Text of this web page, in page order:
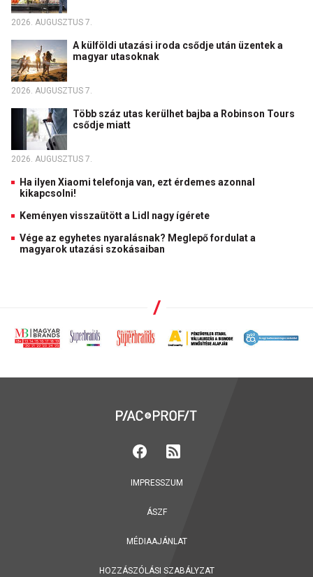
2026. AUGUSZTUS 7.
A külföldi utazási iroda csődje után üzentek a
magyar utasoknak
2026. AUGUSZTUS 7.
Több száz utas kerülhet bajba a Robinson Tours
csődje miatt
2026. AUGUSZTUS 7.
Ha ilyen Xiaomi telefonja van, ezt érdemes azonnal
kikapcsolni!
Keményen visszaütött a Lidl nagy ígérete
Vége az egyhetes nyaralásnak? Meglepő fordulat a
magyarok utazási szokásaiban
IMPRESSZUM
ÁSZF
MÉDIAAJÁNLAT
HOZZÁSZÓLÁSI SZABÁLYZAT